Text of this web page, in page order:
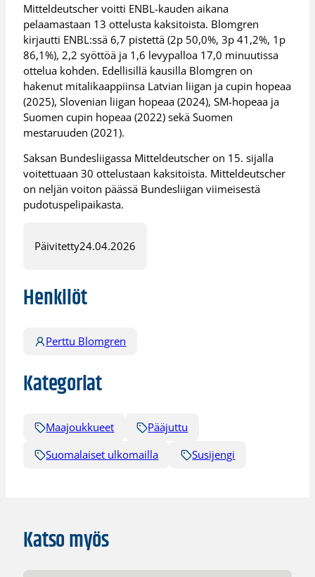
Mitteldeutscher voitti ENBL-kauden aikana
pelaamastaan 13 ottelusta kaksitoista. Blomgren
kirjautti ENBL:ssä 6,7 pistettä (2p 50,0%, 3p 41,2%, 1p
86,1%), 2,2 syöttöä ja 1,6 levypalloa 17,0 minuutissa
ottelua kohden. Edellisillä kausilla Blomgren on
hakenut mitalikaappiinsa Latvian liigan ja cupin hopeaa
(2025), Slovenian liigan hopeaa (2024), SM-hopeaa ja
Suomen cupin hopeaa (2022) sekä Suomen
mestaruuden (2021).
Saksan Bundesliigassa Mitteldeutscher on 15. sijalla
voitettuaan 30 ottelustaan kaksitoista. Mitteldeutscher
on neljän voiton päässä Bundesliigan viimeisestä
pudotuspelipaikasta.
Päivitetty24.04.2026
Henkilöt
Perttu Blomgren
Kategoriat
Maajoukkueet
Pääjuttu
Suomalaiset ulkomailla
Susijengi
Katso myös